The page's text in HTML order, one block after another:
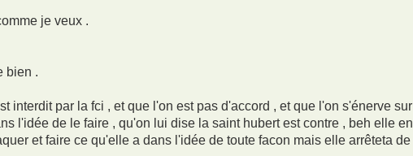
je veux .
bien .
interdit par la fci , et que l'on est pas d'accord , et que l'on s'énerve sur
l'idée de le faire , qu'on lui dise la saint hubert est contre , beh elle en
et faire ce qu'elle a dans l'idée de toute facon mais elle arrêteta de